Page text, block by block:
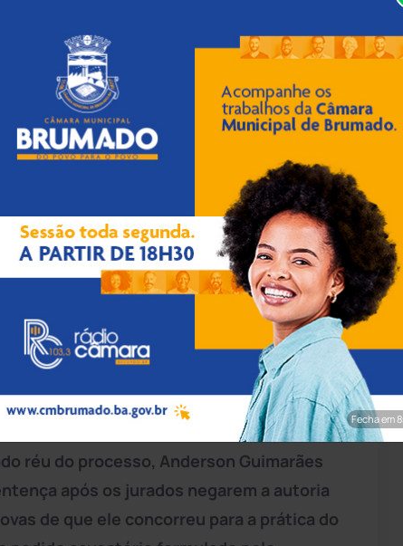
Achei Sudoeste
da Comarca de
condenou
qualificado contra Julimar Carlos
2015 emPindaí.
réu do processo, Anderson Guimarães
após os jurados negarem a autoria
de que ele concorreu para a prática do
Fecha em